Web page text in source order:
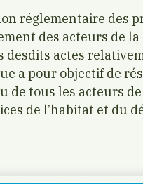
réglementaire des
des acteurs de
desdits actes
a pour objectif de
tous les acteurs
de l’habitat et du